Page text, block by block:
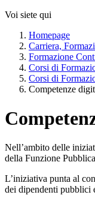
Voi siete qui
Homepage
Carriera,
Formazione
Corsi di
Corsi di
Competenze
Nell’ambito delle
della Funzione
L’iniziativa punta al
dei dipendenti pubblici